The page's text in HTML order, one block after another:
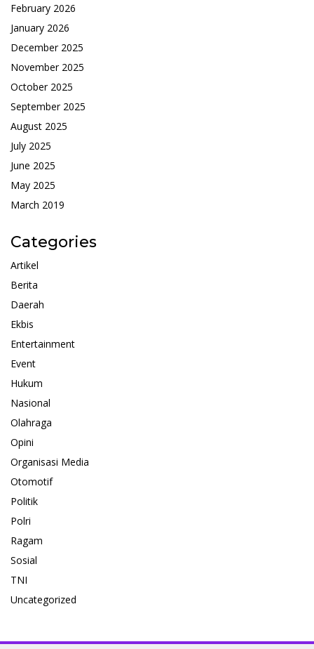
February 2026
January 2026
December 2025
November 2025
October 2025
September 2025
August 2025
July 2025
June 2025
May 2025
March 2019
Categories
Artikel
Berita
Daerah
Ekbis
Entertainment
Event
Hukum
Nasional
Olahraga
Opini
Organisasi Media
Otomotif
Politik
Polri
Ragam
Sosial
TNI
Uncategorized